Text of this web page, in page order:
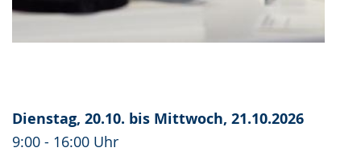
Dienstag, 20.10. bis Mittwoch, 21.10.2026
9:00 - 16:00 Uhr